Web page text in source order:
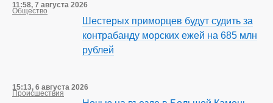
11:58, 7 августа 2026
Общество
Шестерых приморцев будут судить за
контрабанду морских ежей на 685 млн
рублей
15:13, 6 августа 2026
Происшествия